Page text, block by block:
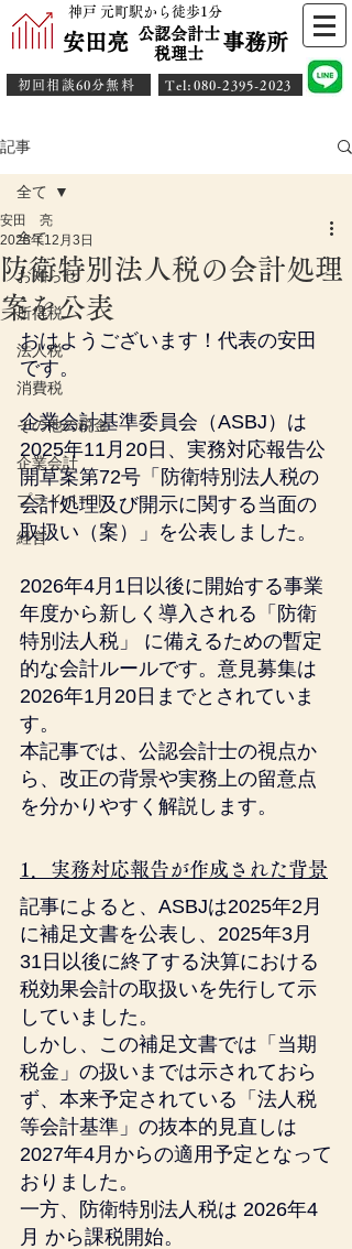
神戸 元町駅から徒歩1分
安田亮 事務所
公認会計士
​税理士
初回相談60分無料 ​Tel:080-2395-2023
記事
全て
お知らせ
所得税
法人税
消費税
その他の税金
企業会計
プライベート
経営
全て
防衛特別法人税の会計処理
案を公表
安田 亮
2025年12月3日
おはようございます！代表の安田
です。
企業会計基準委員会（ASBJ）は
2025年11月20日、実務対応報告公
開草案第72号「防衛特別法人税の
会計処理及び開示に関する当面の
取扱い（案）」を公表しました。
2026年4月1日以後に開始する事業
年度から新しく導入される「防衛
特別法人税」 に備えるための暫定
的な会計ルールです。意見募集は
2026年1月20日までとされていま
す。
本記事では、公認会計士の視点か
ら、改正の背景や実務上の留意点
を分かりやすく解説します。
1．実務対応報告が作成された背景
記事によると、ASBJは2025年2月
に補足文書を公表し、2025年3月
31日以後に終了する決算における
税効果会計の取扱いを先行して示
していました。
しかし、この補足文書では「当期
税金」の扱いまでは示されておら
ず、本来予定されている「法人税
等会計基準」の抜本的見直しは
2027年4月からの適用予定となって
おりました。
一方、防衛特別法人税は 2026年4
月 から課税開始。